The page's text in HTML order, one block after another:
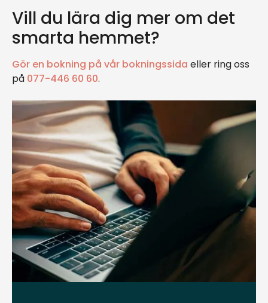
Vill du lära dig mer om det
smarta hemmet?
Gör en bokning på vår bokningssida eller ring oss
på 077-446 60 60.